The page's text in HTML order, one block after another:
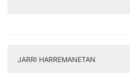
JARRI HARREMANETAN